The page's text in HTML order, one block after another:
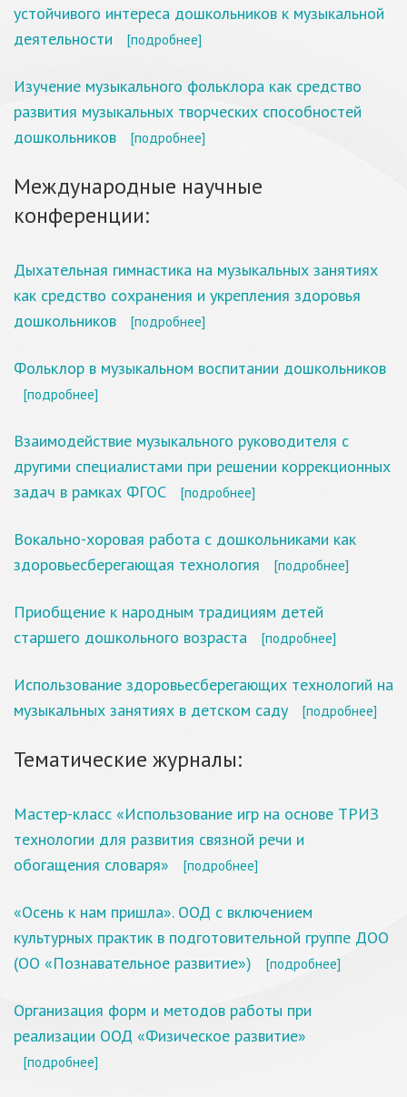
устойчивого интереса дошкольников к музыкальной
деятельности
[подробнее]
Изучение музыкального фольклора как средство
развития музыкальных творческих способностей
дошкольников
[подробнее]
Международные научные
конференции:
Дыхательная гимнастика на музыкальных занятиях
как средство сохранения и укрепления здоровья
дошкольников
[подробнее]
Фольклор в музыкальном воспитании дошкольников
[подробнее]
Взаимодействие музыкального руководителя с
другими специалистами при решении коррекционных
задач в рамках ФГОС
[подробнее]
Вокально-хоровая работа с дошкольниками как
здоровьесберегающая технология
[подробнее]
Приобщение к народным традициям детей
старшего дошкольного возраста
[подробнее]
Использование здоровьесберегающих технологий на
музыкальных занятиях в детском саду
[подробнее]
Тематические журналы:
Мастер-класс «Использование игр на основе ТРИЗ
технологии для развития связной речи и
обогащения словаря»
[подробнее]
«Осень к нам пришла». ООД с включением
культурных практик в подготовительной группе ДОО
(ОО «Познавательное развитие»)
[подробнее]
Организация форм и методов работы при
реализации ООД «Физическое развитие»
[подробнее]